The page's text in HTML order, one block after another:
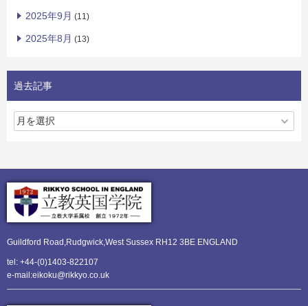
2025年9月 (11)
2025年8月 (13)
過去記事
Guildford Road,Rudgwick,West Sussex RH12 3BE ENGLAND
tel: +44-(0)1403-822107
e-mail:eikoku@rikkyo.co.uk